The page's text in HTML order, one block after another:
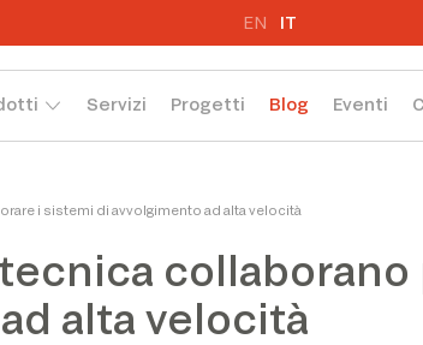
EN IT
Servizi Progetti Blog Eventi
i sistemi di avvolgimento ad alta velocità
alta velocità